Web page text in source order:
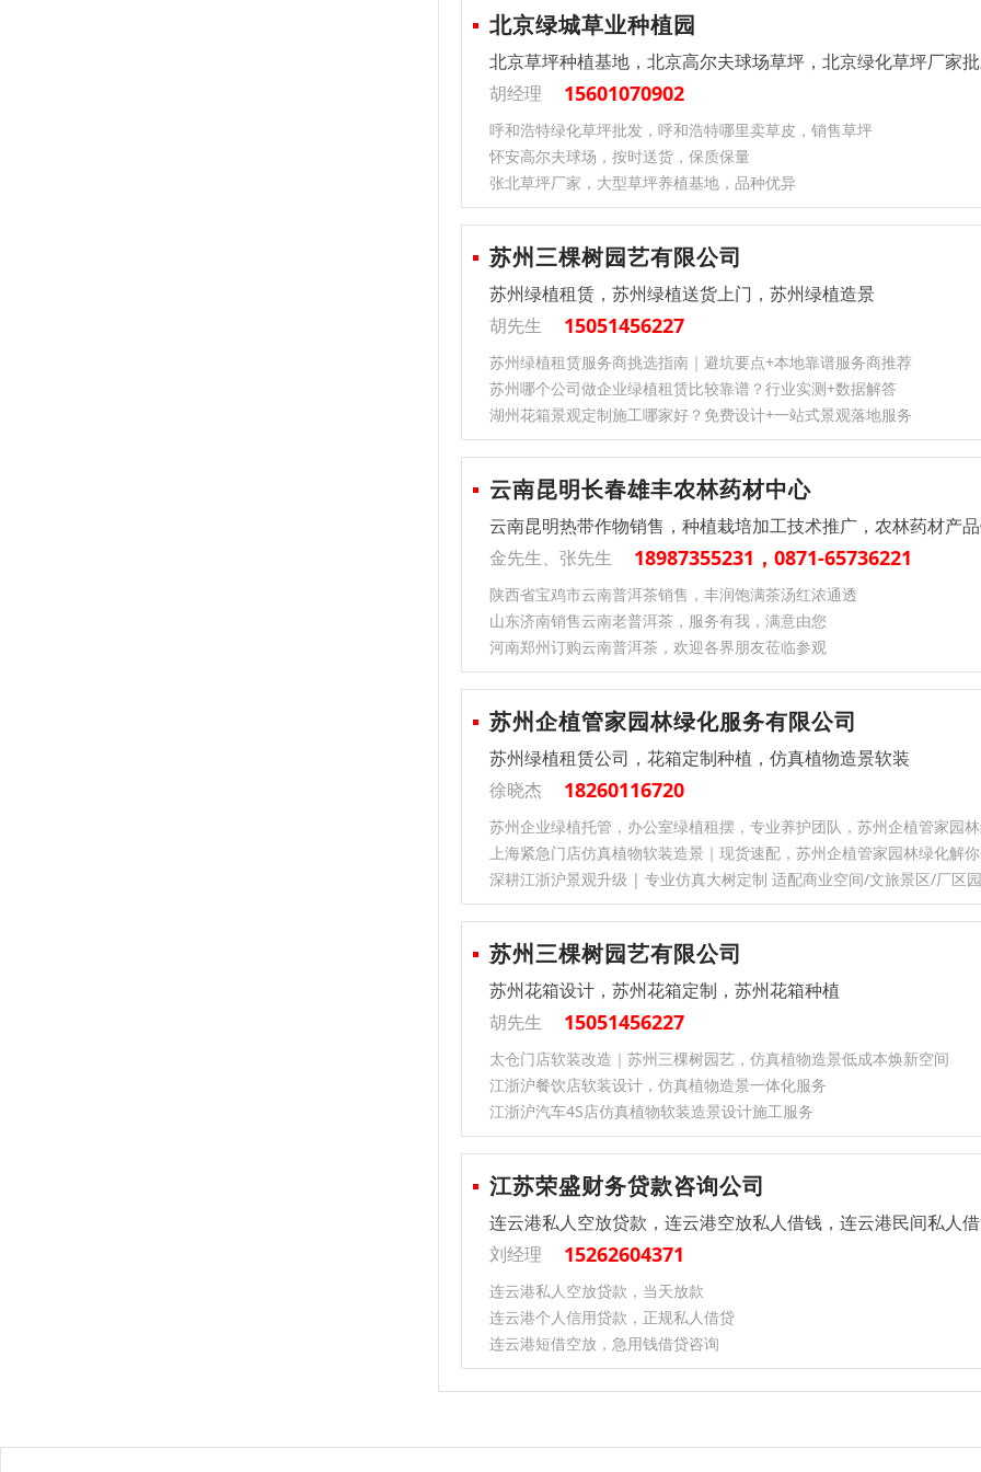
北京绿城草业种植园
北京草坪种植基地，北京高尔夫球场草坪，北京绿化草坪厂家
胡经理
15601070902
‌呼和浩特绿化草坪批发，呼和浩特哪里卖草皮，销售草坪
怀安高尔夫球场，按时送货，保质保量
张北草坪厂家，大型草坪养植基地，品种优异
苏州三棵树园艺有限公司
苏州绿植租赁，苏州绿植送货上门，苏州绿植造景
胡先生
15051456227
苏州绿植租赁服务商挑选指南｜避坑要点+本地靠谱服务商推荐
苏州哪个公司做企业绿植租赁比较靠谱？行业实测+数据解答
湖州花箱景观定制施工哪家好？免费设计+一站式景观落地服务
云南昆明长春雄丰农林药材中心
云南昆明热带作物销售，种植栽培加工技术推广，农林药材产
金先生、张先生
18987355231，0871-65736221
陕西省宝鸡市云南普洱茶销售，丰润饱满茶汤红浓通透
山东济南销售云南老普洱茶，服务有我，满意由您
河南郑州订购云南普洱茶，欢迎各界朋友莅临参观
苏州企植管家园林绿化服务有限公司
苏州绿植租赁公司，花箱定制种植，仿真植物造景软装
徐晓杰
18260116720
苏州企业绿植托管，办公室绿植租摆，专业养护团队，苏州企植管家园
上海紧急门店仿真植物软装造景｜现货速配，苏州企植管家园林绿化解
深耕江浙沪景观升级 | 专业仿真大树定制 适配商业空间/文旅景区/厂区
苏州三棵树园艺有限公司
苏州花箱设计，苏州花箱定制，苏州花箱种植
胡先生
15051456227
太仓门店软装改造｜苏州三棵树园艺，仿真植物造景低成本焕新空间
江浙沪餐饮店软装设计，仿真植物造景一体化服务
江浙沪汽车4S店仿真植物软装造景设计施工服务
江苏荣盛财务贷款咨询公司
连云港私人空放贷款，连云港空放私人借钱，连云港民间私人
刘经理
15262604371
连云港私人空放贷款，当天放款
连云港个人信用贷款，正规私人借贷
连云港短借空放，急用钱借贷咨询